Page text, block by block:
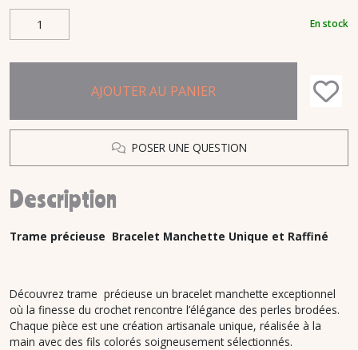
En stock
AJOUTER AU PANIER
POSER UNE QUESTION
Description
Trame précieuse Bracelet Manchette Unique et Raffiné
Découvrez trame précieuse un bracelet manchette exceptionnel
où la finesse du crochet rencontre l’élégance des perles brodées.
Chaque pièce est une création artisanale unique, réalisée à la
main avec des fils colorés soigneusement sélectionnés.